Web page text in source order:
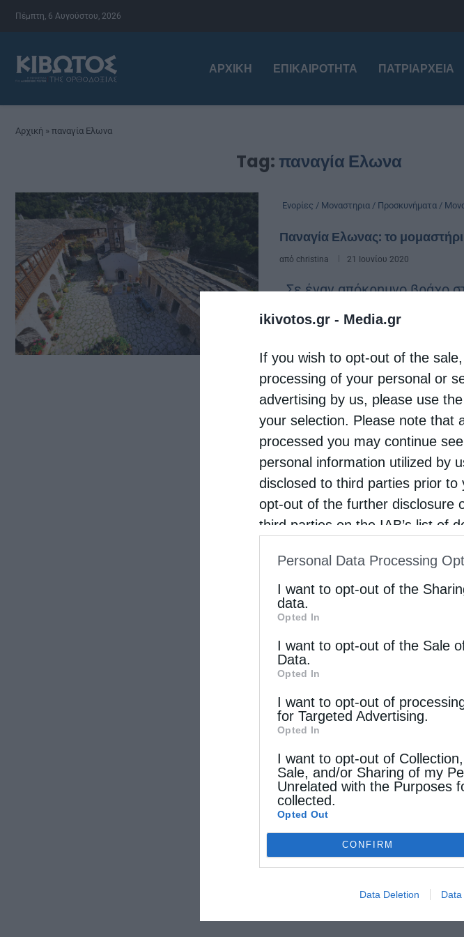
ikivotos.gr - Media.gr
If you wish to opt-out of the
processing of your personal or
advertising by us, please use
your selection. Please note that
processed you may continue
personal information utilized by
disclosed to third parties prior
opt-out of the further disclosure
third parties on the IAB’s list of
IAB’s List of Downstream
other third parties.
Personal Data Processing
I want to opt-out of the
data.
Opted In
I want to opt-out of the Sale
Data.
Opted In
I want to opt-out of
for Targeted Advertising.
Opted In
I want to opt-out of
Sale, and/or Sharing of my
Unrelated with the Purposes
collected.
Opted Out
CONFIRM
Data Deletion Data
Πέμπτη, 6 Αυγούστου, 2026
ΑΡΧΙΚΉ ΕΠΙΚΑΙΡΌΤΗΤΑ ΠΑΤΡΙΑΡΧΕΊΑ
Αρχική » παναγία Ελωνα
Tag:παναγία Ελωνα
Ενορίες / Μοναστηρια / Προσκυνήματα /
Παναγία Ελωνας: το
από christina 21 Ιουνίου 2020
Σε έναν απόκρημνο βράχο
μεταξύ Κοσμά και Λεωνιδίου
απορεί κανείς πως είναι